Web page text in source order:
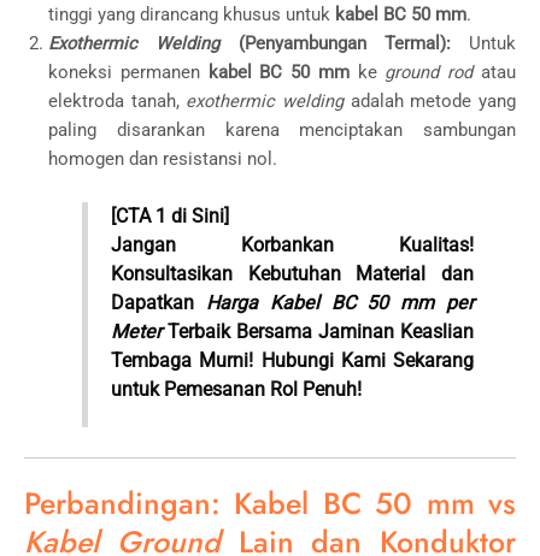
tinggi yang dirancang khusus untuk kabel BC 50 mm.
Exothermic Welding(Penyambungan Termal):Untuk
koneksi permanen kabel BC 50 mmke ground rodatau
elektroda tanah, exothermic weldingadalah metode yang
paling disarankan karena menciptakan sambungan
homogen dan resistansi nol.
[CTA 1 di Sini]
Jangan Korbankan Kualitas!
Konsultasikan Kebutuhan Material dan
Dapatkan Harga Kabel BC 50 mm per
MeterTerbaik Bersama Jaminan Keaslian
Tembaga Murni! Hubungi Kami Sekarang
untuk Pemesanan Rol Penuh!
Perbandingan: Kabel BC 50 mm vs
Kabel GroundLain dan Konduktor